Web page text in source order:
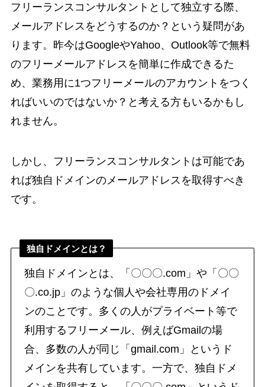
フリーランスコンサルタントとして独立する際、
メールアドレスをどうするのか？という疑問があ
ります。昨今はGoogleやYahoo、Outlook等で無料
のフリーメールアドレスを簡単に作成できるた
め、業務用に1つフリーメールのアカウントをつく
ればいいのではないか？と考える方もいるかもし
れません。
しかし、フリーランスコンサルタントは可能であ
れば独自ドメインのメールアドレスを取得すべき
です。
独自ドメインとは？
独自ドメインとは、「〇〇〇.com」や「〇〇
〇.co.jp」のような個人や会社専用のドメイ
ンのことです。多くの人がプライベート等で
利用するフリーメール、例えばGmailの場
合、多数の人が同じ「gmail.com」というド
メインを共有しています。一方で、独自ドメ